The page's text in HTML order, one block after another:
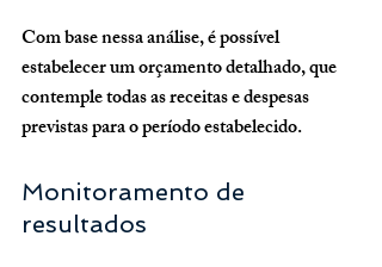
Com base nessa análise, é possível
estabelecer um orçamento detalhado, que
contemple todas as receitas e despesas
previstas para o período estabelecido.
Monitoramento de
resultados